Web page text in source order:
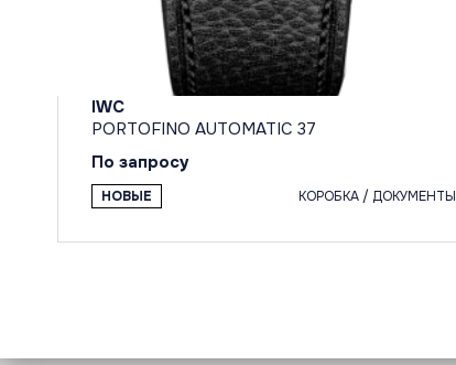
IWC
PORTOFINO AUTOMATIC 37
По запросу
НОВЫЕ КОРОБКА / ДОКУМЕНТЫ